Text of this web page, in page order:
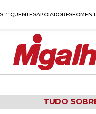
QUENTESAPOIADORES
TUDO